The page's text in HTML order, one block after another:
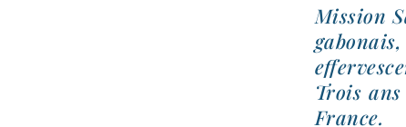
Mission
Trois
France.